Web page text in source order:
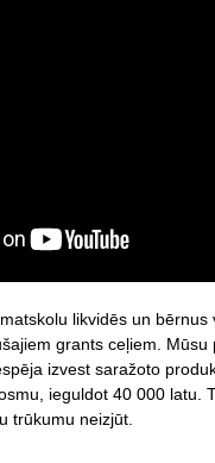
likvidēs un bērnus
grants ceļiem. Mūsu
izvest saražoto
ieguldot 40 000 latu.
trūkumu neizjūt.